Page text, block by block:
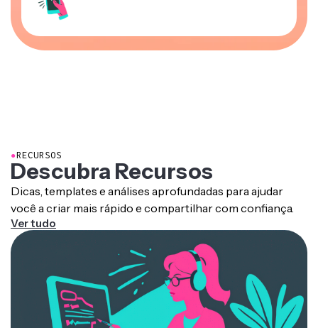
●RECURSOS
Descubra Recursos
Dicas, templates e análises aprofundadas para ajudar
você a criar mais rápido e compartilhar com confiança.
Ver tudo